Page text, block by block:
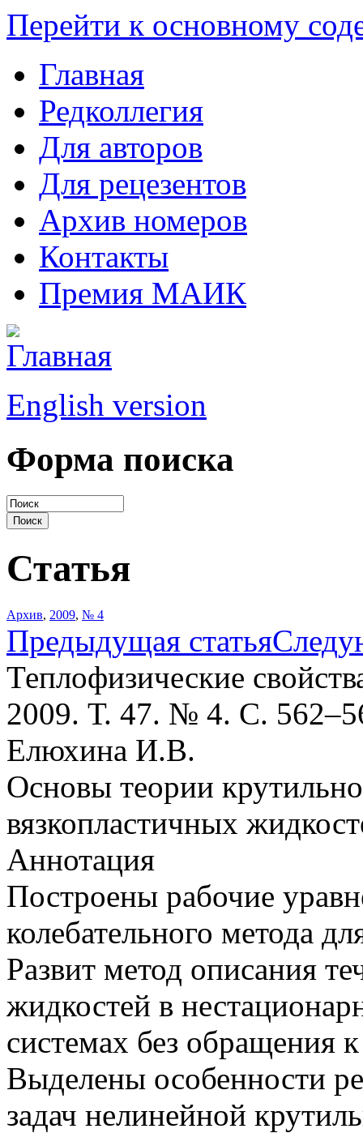
Перейти к основному
Главная
Редколлегия
Для авторов
Для рецезентов
Архив номеров
Контакты
Премия МАИК
English version
Форма поиска
Статья
Архив, 2009, № 4
Предыдущая статья
Теплофизические
2009. Т. 47. № 4. С.
Елюхина И.В.
Основы теории
вязкопластичных
Аннотация
Построены рабочие
колебательного метода
Развит метод описания
жидкостей в
системах без обращения
Выделены особенности
задач нелинейной